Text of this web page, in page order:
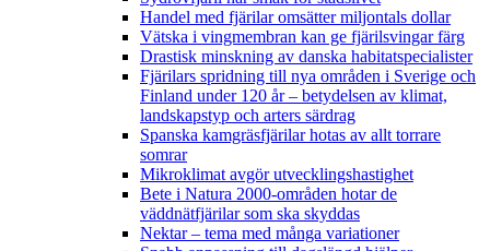
Handel med fjärilar omsätter miljontals dollar
Vätska i vingmembran kan ge fjärilsvingar färg
Drastisk minskning av danska habitatspecialister
Fjärilars spridning till nya områden i Sverige och
Finland under 120 år– betydelsen av klimat,
landskapstyp och arters särdrag
Spanska kamgräsfjärilar hotas av allt torrare
somrar
Mikroklimat avgör utvecklingshastighet
Bete i Natura 2000-områden hotar de
väddnätfjärilar som ska skyddas
Nektar – tema med många variationer